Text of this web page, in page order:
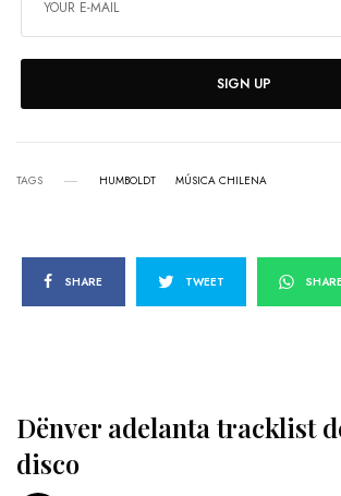
SIGN UP
TAGS HUMBOLDT MÚSICA CHILENA
SHARE TWEET
Dënver adelanta tracklist
disco